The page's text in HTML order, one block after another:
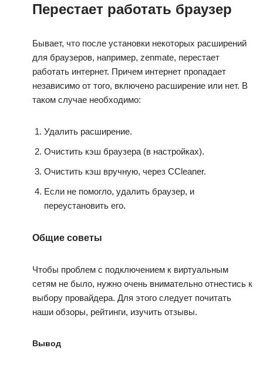
Перестает работать браузер
Бывает, что после установки некоторых расширений
для браузеров, например, zenmate, перестает
работать интернет. Причем интернет пропадает
независимо от того, включено расширение или нет. В
таком случае необходимо:
Удалить расширение.
Очистить кэш браузера (в настройках).
Очистить кэш вручную, через CCleaner.
Если не помогло, удалить браузер, и
переустановить его.
Общие советы
Чтобы проблем с подключением к виртуальным
сетям не было, нужно очень внимательно отнестись к
выбору провайдера. Для этого следует почитать
наши обзоры, рейтинги, изучить отзывы.
Вывод